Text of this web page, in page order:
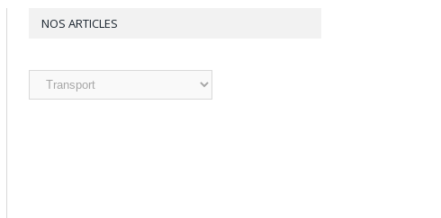
NOS ARTICLES
Nos
articles